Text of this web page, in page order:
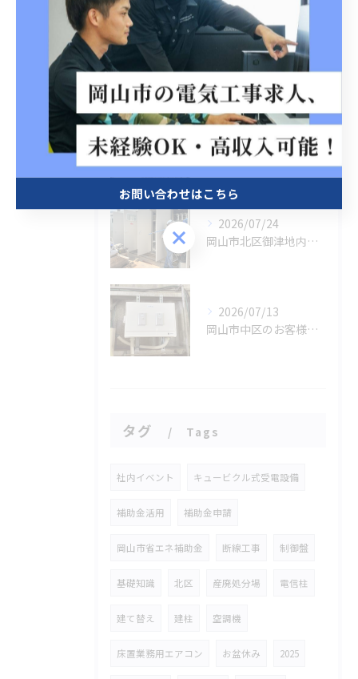
最近の投稿
Recent
Posts
2026/07/27
岡山市南区当新田地内にてブレーカー焼損に伴う緊急工事
2026/07/24
岡山市北区御津地内キュービクル年次点検業務
2026/07/13
岡山市中区のお客様の工場内有圧換気扇設置工事
タグ Tags
社内イベント キュービクル式受電設備
補助金活用 補助金申請
岡山市省エネ補助金 断線工事 制御盤
基礎知識 北区 産廃処分場 電信柱
建て替え 建柱 空調機
床置業務用エアコン お盆休み 2025
お問い合わせはこちら
お問い合わせはこちら